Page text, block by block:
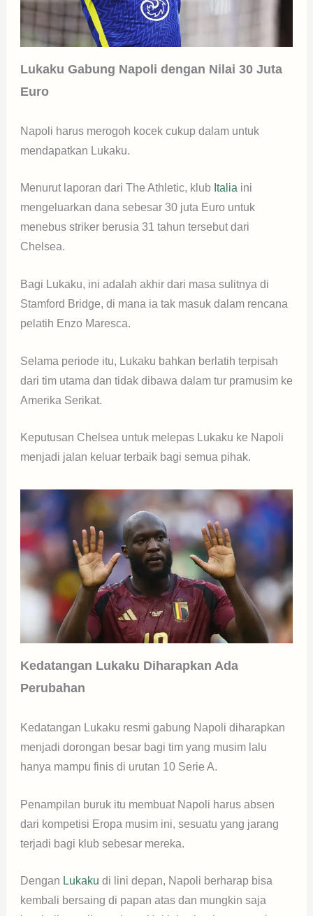
Lukaku Gabung Napoli dengan Nilai 30 Juta
Euro
Napoli harus merogoh kocek cukup dalam untuk
mendapatkan Lukaku.
Menurut laporan dari The Athletic, klub Italia ini
mengeluarkan dana sebesar 30 juta Euro untuk
menebus striker berusia 31 tahun tersebut dari
Chelsea.
Bagi Lukaku, ini adalah akhir dari masa sulitnya di
Stamford Bridge, di mana ia tak masuk dalam rencana
pelatih Enzo Maresca.
Selama periode itu, Lukaku bahkan berlatih terpisah
dari tim utama dan tidak dibawa dalam tur pramusim ke
Amerika Serikat.
Keputusan Chelsea untuk melepas Lukaku ke Napoli
menjadi jalan keluar terbaik bagi semua pihak.
Kedatangan Lukaku Diharapkan Ada
Perubahan
Kedatangan Lukaku resmi gabung Napoli diharapkan
menjadi dorongan besar bagi tim yang musim lalu
hanya mampu finis di urutan 10 Serie A.
Penampilan buruk itu membuat Napoli harus absen
dari kompetisi Eropa musim ini, sesuatu yang jarang
terjadi bagi klub sebesar mereka.
Dengan Lukaku di lini depan, Napoli berharap bisa
kembali bersaing di papan atas dan mungkin saja